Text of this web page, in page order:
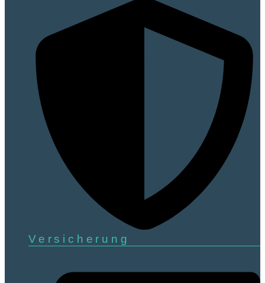
Versicherung